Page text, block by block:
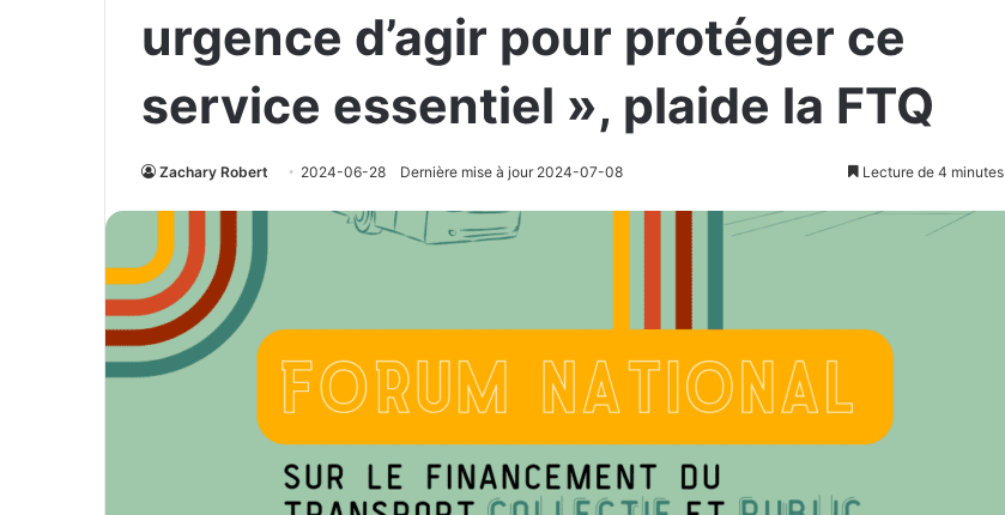
urgence d’agir pour protéger ce
service essentiel », plaide la FTQ
Zachary Robert 2024-06-28 Dernière mise à jour 2024-07-08 Lecture de 4 minutes